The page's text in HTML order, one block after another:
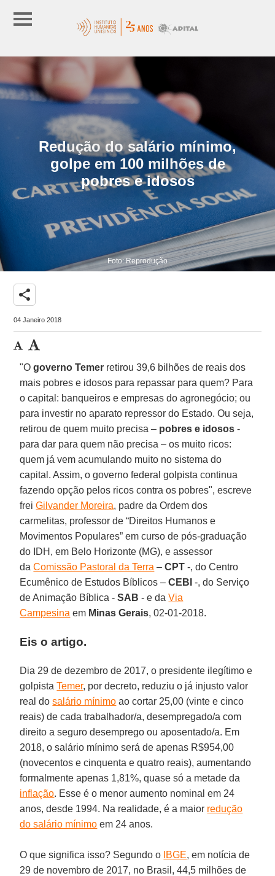
Redução do salário mínimo,
golpe em 100 milhões de
pobres e idosos
Foto: Reprodução
share
04 Janeiro 2018
"O governo Temer retirou 39,6 bilhões de reais dos
mais pobres e idosos para repassar para quem? Para
o capital: banqueiros e empresas do agronegócio; ou
para investir no aparato repressor do Estado. Ou seja,
retirou de quem muito precisa – pobres e idosos -
para dar para quem não precisa – os muito ricos:
quem já vem acumulando muito no sistema do
capital. Assim, o governo federal golpista continua
fazendo opção pelos ricos contra os pobres", escreve
freiGilvander Moreira, padre da Ordem dos
carmelitas, professor de “Direitos Humanos e
Movimentos Populares” em curso de pós-graduação
do IDH, em Belo Horizonte (MG), e assessor
daComissão Pastoral da Terra –CPT -, do Centro
Ecumênico de Estudos Bíblicos –CEBI -, do Serviço
de Animação Bíblica -SAB - e daVia
Campesina em Minas Gerais, 02-01-2018.
Eis o artigo.
Dia 29 de dezembro de 2017, o presidente ilegítimo e
golpistaTemer, por decreto, reduziu o já injusto valor
real dosalário mínimo ao cortar 25,00 (vinte e cinco
reais) de cada trabalhador/a, desempregado/a com
direito a seguro desemprego ou aposentado/a. Em
2018, o salário mínimo será de apenas R$954,00
(novecentos e cinquenta e quatro reais), aumentando
formalmente apenas 1,81%, quase só a metade da
inflação. Esse é o menor aumento nominal em 24
anos, desde 1994. Na realidade, é a maior redução
do salário mínimo em 24 anos.
O que significa isso? Segundo o IBGE, em notícia de
29 de novembro de 2017, no Brasil, 44,5 milhões de